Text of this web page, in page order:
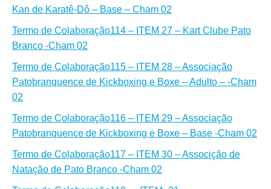
Kan de Karatê-Dô – Base – Cham 02
Termo de Colaboração114 – ITEM 27 – Kart Clube Pato
Branco -Cham 02
Termo de Colaboração115 – ITEM 28 – Associação
Patobranquence de Kickboxing e Boxe – Adulto – -Cham
02
Termo de Colaboração116 – ITEM 29 – Associação
Patobranquence de Kickboxing e Boxe – Base -Cham 02
Termo de Colaboração117 – ITEM 30 – Associção de
Natação de Pato Branco -Cham 02